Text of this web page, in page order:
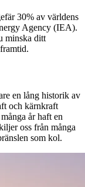
30% av världens
Agency (IEA).
minska ditt
en lång historik av
och kärnkraft
år haft en
oss från många
som kol.